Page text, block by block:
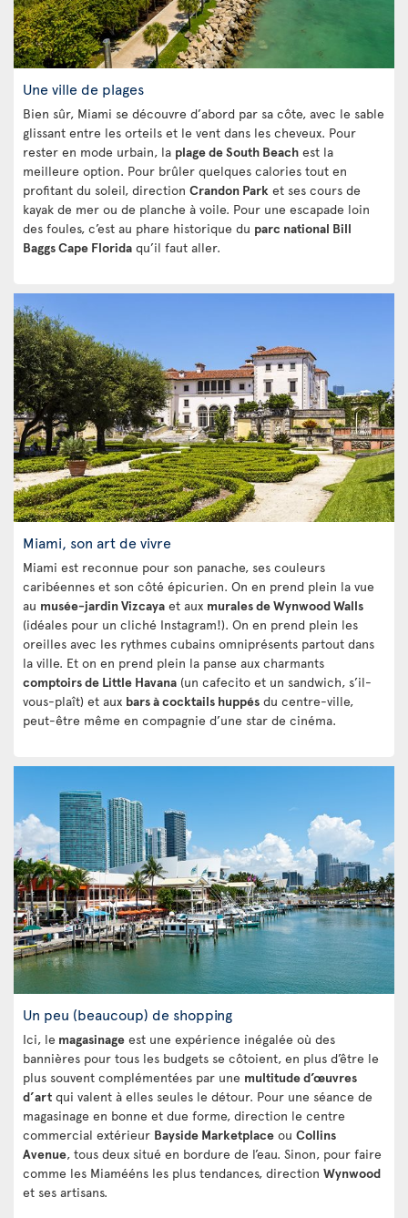
Une ville de plages
Bien sûr, Miami se découvre d’abord par sa côte, avec le sable
glissant entre les orteils et le vent dans les cheveux. Pour
rester en mode urbain, la plage de South Beach est la
meilleure option. Pour brûler quelques calories tout en
profitant du soleil, direction Crandon Park et ses cours de
kayak de mer ou de planche à voile. Pour une escapade loin
des foules, c’est au phare historique du parc national Bill
Baggs Cape Florida qu’il faut aller.
Miami, son art de vivre
Miami est reconnue pour son panache, ses couleurs
caribéennes et son côté épicurien. On en prend plein la vue
au musée-jardin Vizcaya et aux murales de Wynwood Walls
(idéales pour un cliché Instagram!). On en prend plein les
oreilles avec les rythmes cubains omniprésents partout dans
la ville. Et on en prend plein la panse aux charmants
comptoirs de Little Havana (un cafecito et un sandwich, s’il-
vous-plaît) et aux bars à cocktails huppés du centre-ville,
peut-être même en compagnie d’une star de cinéma.
Un peu (beaucoup) de shopping
Ici, le magasinage est une expérience inégalée où des
bannières pour tous les budgets se côtoient, en plus d’être le
plus souvent complémentées par une multitude d’œuvres
d’art qui valent à elles seules le détour. Pour une séance de
magasinage en bonne et due forme, direction le centre
commercial extérieur Bayside Marketplace ou Collins
Avenue, tous deux situé en bordure de l’eau. Sinon, pour faire
comme les Miamééns les plus tendances, direction Wynwood
et ses artisans.